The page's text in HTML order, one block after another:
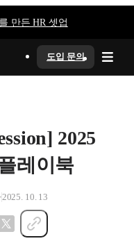
만든 HR 셋업
도입 문의
2025
레이북
2025. 10. 13